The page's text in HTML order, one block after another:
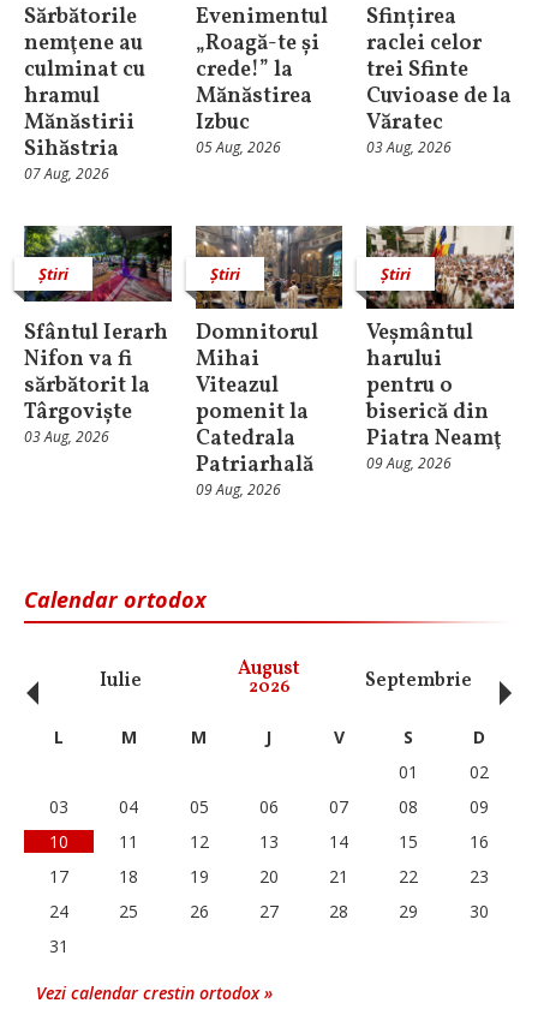
Sărbătorile
nemţene au
culminat cu
hramul
Mănăstirii
Sihăstria
07 Aug, 2026
Evenimentul
„Roagă-te și
crede!” la
Mănăstirea
Izbuc
05 Aug, 2026
Sfințirea
raclei celor
trei Sfinte
Cuvioase de la
Văratec
03 Aug, 2026
Știri
Sfântul Ierarh
Nifon va fi
sărbătorit la
Târgoviște
03 Aug, 2026
Știri
Domnitorul
Mihai
Viteazul
pomenit la
Catedrala
Patriarhală
09 Aug, 2026
Știri
Veșmântul
harului
pentru o
biserică din
Piatra Neamţ
09 Aug, 2026
Calendar ortodox
Iulie August
2026 Septembrie
‹ L M M J V S
D
01
02
03
04 05 06 07 08
09
10
11 12 13 14 15
16
17
18 19 20 21 22
23
24
25 26 27 28 29
30
31
Vezi calendar crestin ortodox »